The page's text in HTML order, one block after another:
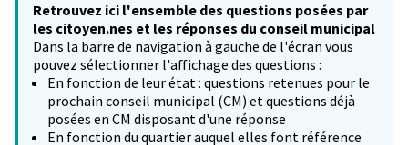
Retrouvez ici l'ensemble des questions posées par
les citoyen.nes et les réponses du conseil municipal
Dans la barre de navigation à gauche de l'écran vous
pouvez sélectionner l'affichage des questions :
En fonction de leur état : questions retenues pour le
prochain conseil municipal (CM) et questions déjà
posées en CM disposant d'une réponse
En fonction du quartier auquel elles font référence